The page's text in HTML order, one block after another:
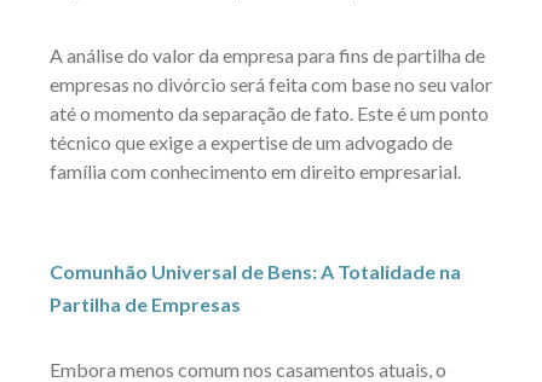
A análise do valor da empresa para fins de partilha de
empresas no divórcio será feita com base no seu valor
até o momento da separação de fato. Este é um ponto
técnico que exige a expertise de um advogado de
família com conhecimento em direito empresarial.
Comunhão Universal de Bens: A Totalidade na
Partilha de Empresas
Embora menos comum nos casamentos atuais, o